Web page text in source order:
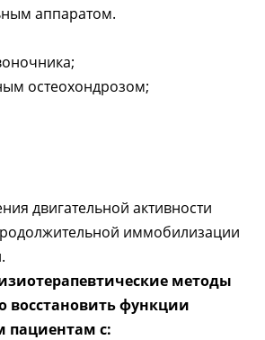
аппаратом.
остеохондрозом;
двигательной активности
иммобилизации
методы
восстановить функции
пациентам с: